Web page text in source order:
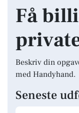
Få
Beskriv din
med Handyhand.
Seneste